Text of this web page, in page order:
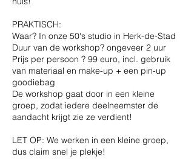
PRAKTISCH:
Waar? In onze 50's studio in Herk-de-Stad
Duur van de workshop? ongeveer 2 uur
Prijs per persoon ? 99 euro, incl. gebruik
van materiaal en make-up + een pin-up
goodiebag
De workshop gaat door in een kleine
groep, zodat iedere deelneemster de
aandacht krijgt zie ze verdient!
LET OP: We werken in een kleine groep,
dus claim snel je plekje!